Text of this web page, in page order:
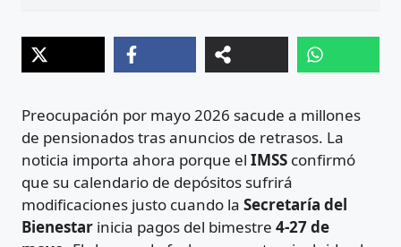
Preocupación por mayo 2026 sacude a millones
de pensionados tras anuncios de retrasos. La
noticia importa ahora porque el IMSS confirmó
que su calendario de depósitos sufrirá
modificaciones justo cuando la Secretaría del
Bienestar inicia pagos del bimestre 4-27 de